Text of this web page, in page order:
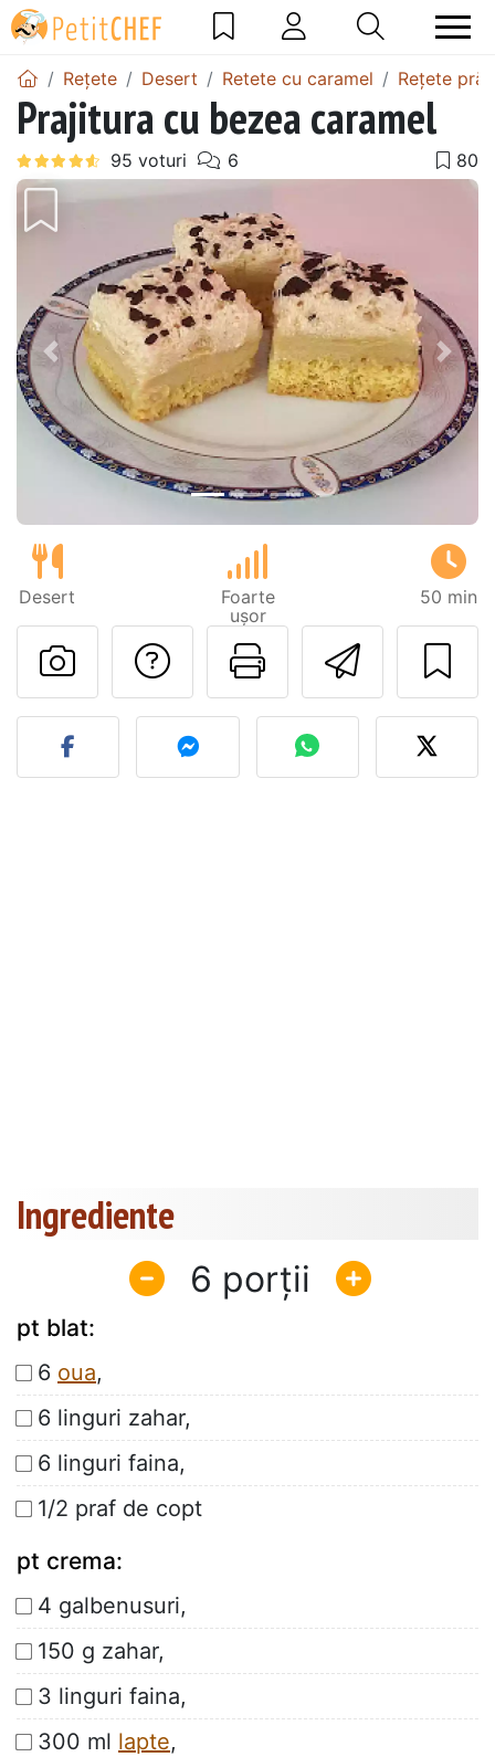
Rețete Desert Retete cu caramel Rețete
Prajitura cu bezea caramel
Precedentul
Desert
Foarte
ușor
50 min
Printează
Adresează o
Postează o poză cu
Ingrediente
6
pt blat:
6 oua,
6 linguri zahar,
6 linguri faina,
1/2 praf de copt
pt crema:
4 galbenusuri,
150 g zahar,
3 linguri faina,
300 ml lapte,